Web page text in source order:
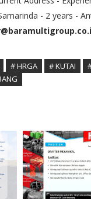
- 2 years -
# HRGA # KUTAI